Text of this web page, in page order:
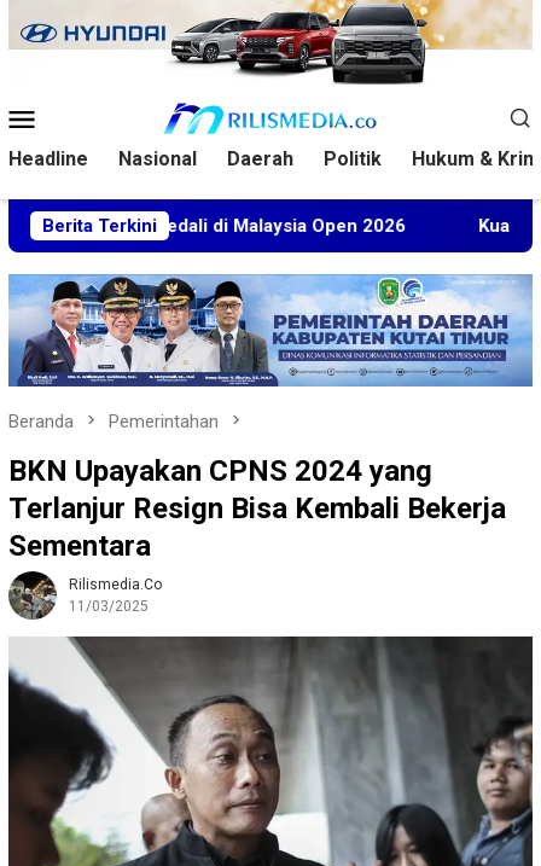
ke
Mobile
Headline Nasional Daerah Politik Hukum &
Berita Terkini
5 Medali di Malaysia Open 2026 Kuasa Hukum BT
Beranda Pemerintahan
BKN Upayakan CPNS 2024 yang
Terlanjur Resign Bisa Kembali Bekerja
Sementara
Rilismedia.co
11/03/2025